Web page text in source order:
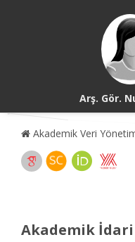
Arş. Gör.
Akademik Veri
Akademik